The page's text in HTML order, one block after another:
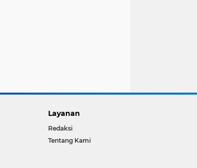
Layanan
Redaksi
Tentang Kami